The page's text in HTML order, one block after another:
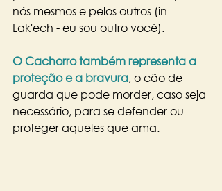
nós mesmos e pelos outros (in
Lak'ech - eu sou outro vocé).
O Cachorro também representa a
proteção e a bravura, o cão de
guarda que pode morder, caso seja
necessário, para se defender ou
proteger aqueles que ama.